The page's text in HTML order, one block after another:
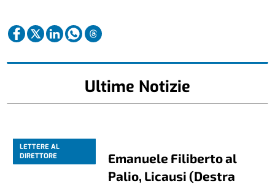
Ultime Notizie
LETTERE AL
DIRETTORE
Emanuele Filiberto al
Palio, Licausi (Destra